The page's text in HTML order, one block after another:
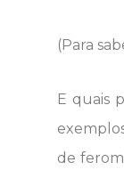
(Para
E quais
de